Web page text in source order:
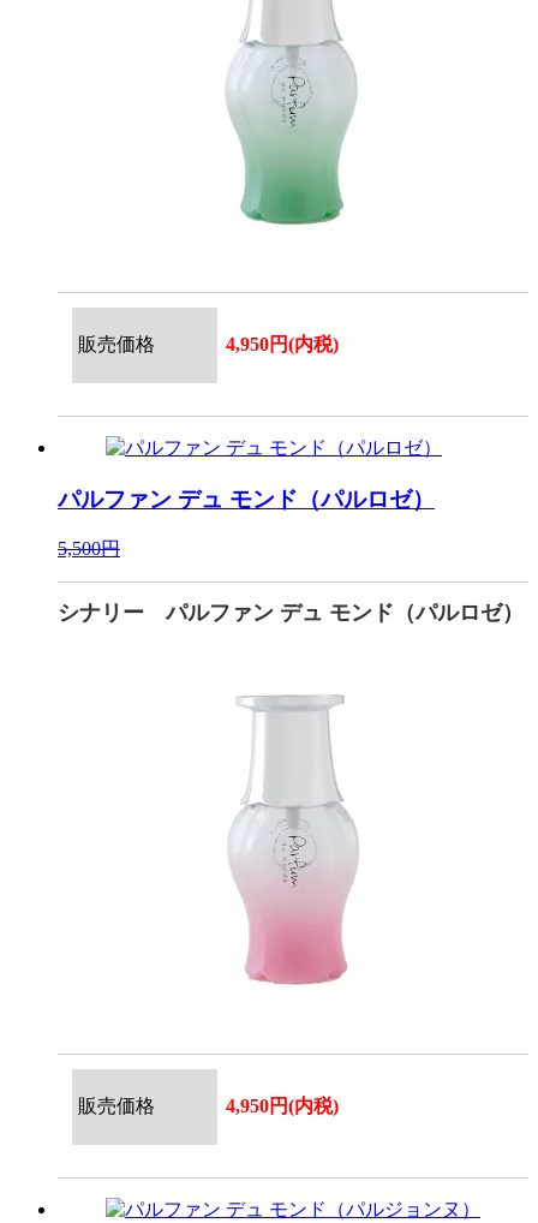
販売価格 4,950円(内税)
パルファン デュ モンド（パルロゼ）
5,500円
シナリー パルファン デュ モンド（パルロゼ）
販売価格 4,950円(内税)